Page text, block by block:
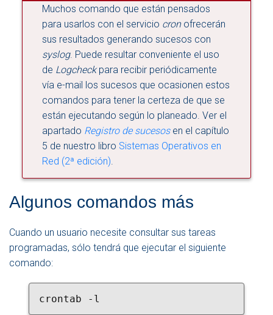
Muchos comando que están pensados
para usarlos con el servicio cronofrecerán
sus resultados generando sucesos con
syslog. Puede resultar conveniente el uso
de Logcheckpara recibir periódicamente
vía e-mail los sucesos que ocasionen estos
comandos para tener la certeza de que se
están ejecutando según lo planeado. Ver el
apartado Registro de sucesosen el capítulo
5 de nuestro libro Sistemas Operativos en
Red (2ª edición)
Algunos comandos más
Cuando un usuario necesite consultar sus tareas
programadas, sólo tendrá que ejecutar el siguiente
comando:
crontab -l